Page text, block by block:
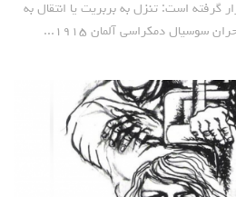
گرفته است: تنزل به بربریت یا انتقال به
سوسیال دمکراسی آلمان ۱۹۱۵...